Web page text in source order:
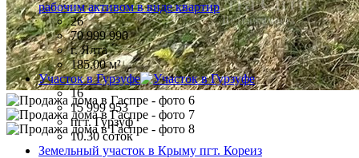
26
70 999 990
г. Ялта
185.00 м²
Участок в Гурзуфе
16
15 999 953
пгт. Гурзуф
10.30 соток
Земельный участок в Крыму пгт. Кореиз